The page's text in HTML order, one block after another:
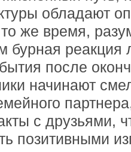
обладают
же время,
бурная реакция
после
начинают
с друзьями,
позитивными